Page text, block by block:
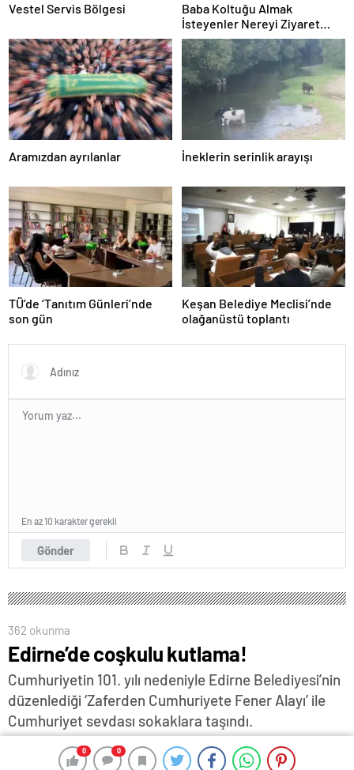
0 0
Vestel Servis Bölgesi
Baba Koltuğu Almak
İsteyenler Nereyi Ziyaret
Edebilir?
Aramızdan ayrılanlar İneklerin serinlik arayışı
TÜ’de ‘Tanıtım Günleri’nde
son gün
Keşan Belediye Meclisi’nde
olağanüstü toplantı
Gönder
En az 10 karakter gerekli
362 okunma
Edirne’de coşkulu kutlama!
Cumhuriyetin 101. yılı nedeniyle Edirne Belediyesi’nin
düzenlediği ‘Zaferden Cumhuriyete Fener Alayı’ ile
Cumhuriyet sevdası sokaklara taşındı.
News 30 Ekim 2024 13:10
0 0